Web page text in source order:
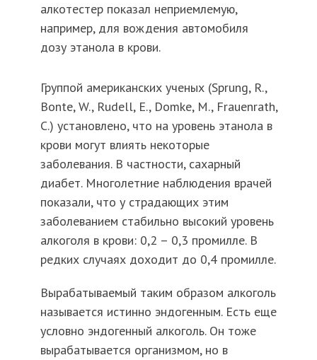
алкотестер показал неприемлемую,
например, для вождения автомобиля
дозу этанола в крови.
Группой американских ученых (Sprung, R.,
Bonte, W., Rudell, E., Domke, M., Frauenrath,
C.) установлено, что на уровень этанола в
крови могут влиять некоторые
заболевания. В частности, сахарный
диабет. Многолетние наблюдения врачей
показали, что у страдающих этим
заболеванием стабильно высокий уровень
алкоголя в крови: 0,2 – 0,3 промилле. В
редких случаях доходит до 0,4 промилле.
Вырабатываемый таким образом алкоголь
называется истинно эндогенным. Есть еще
условно эндогенный алкоголь. Он тоже
вырабатывается организмом, но в